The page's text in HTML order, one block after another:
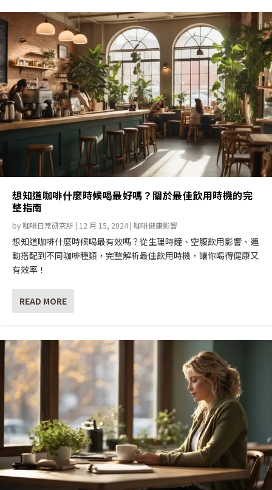
想知道咖啡什麼時候喝最好嗎？關於最佳飲用時機的完
整指南
by咖啡日常研究所 | 12 月 15, 2024 | 咖啡健康影響
想知道咖啡什麼時候喝最有效嗎？從生理時鐘、空腹飲用影響、運
動搭配到不同咖啡種類，完整解析最佳飲用時機，讓你喝得健康又
有效率！
READ MORE